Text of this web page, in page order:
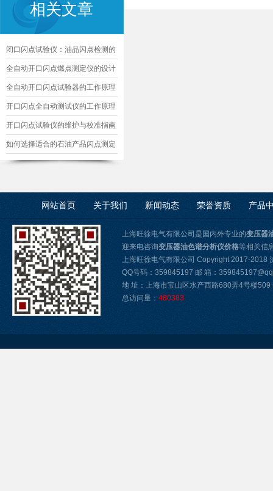
相关文章
闭口闪点试验仪：油品闪点检测的
核心精准工具
全自动开口闪点燃点测定仪的设计
与优化
全自动开口闪点试验器的工作原理
及其应用
开口闪点全自动测试仪的工作原理
及应用
开口闪点试验仪的维护与校准指南
如何选择适合的石油产品闪点测定
仪
网站首页 关于我们 新闻动态 荣誉资质 产品
上海旺徐电气有限公司是国内外专业的变压器
迎来电咨询变压器油色谱分析仪价格等相关信
上海旺徐电气有限公司 Copyright 2017-2018
QQ号码：359845197 邮 箱：
地 址：上海市宝山区水产西路680弄4号楼
总访问量： 480383